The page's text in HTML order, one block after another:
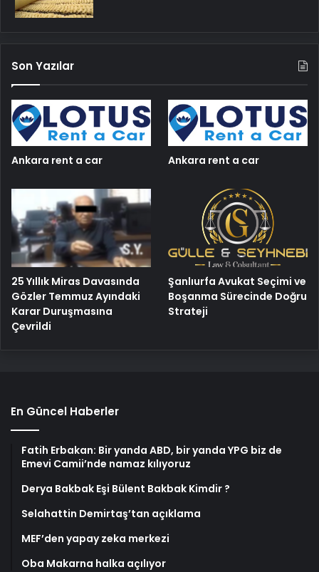
Son Yazılar
Ankara rent a car Ankara rent a car
25 Yıllık Miras Davasında
Gözler Temmuz Ayındaki
Karar Duruşmasına
Çevrildi
Şanlıurfa Avukat Seçimi ve
Boşanma Sürecinde Doğru
Strateji
En Güncel Haberler
Fatih Erbakan: Bir yanda ABD, bir yanda YPG biz de
Emevi Camii’nde namaz kılıyoruz
Derya Bakbak Eşi Bülent Bakbak Kimdir ?
Selahattin Demirtaş’tan açıklama
MEF’den yapay zeka merkezi
Oba Makarna halka açılıyor